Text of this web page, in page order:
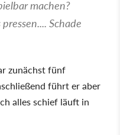
machen?
Schade
zunächst fünf
führt er aber
alles schief läuft in